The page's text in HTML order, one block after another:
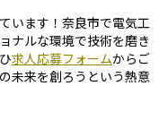
います！奈良市で電気工
ナルな環境で技術を磨き
求人応募フォームからご
未来を創ろうという熱意